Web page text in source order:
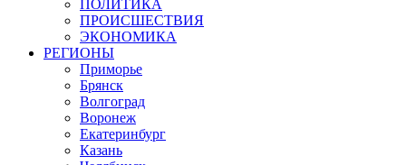
ПОЛИТИКА
ПРОИСШЕСТВИЯ
ЭКОНОМИКА
РЕГИОНЫ
Приморье
Брянск
Волгоград
Воронеж
Екатеринбург
Казань